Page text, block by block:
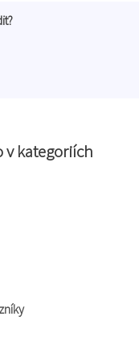
v kategoriích